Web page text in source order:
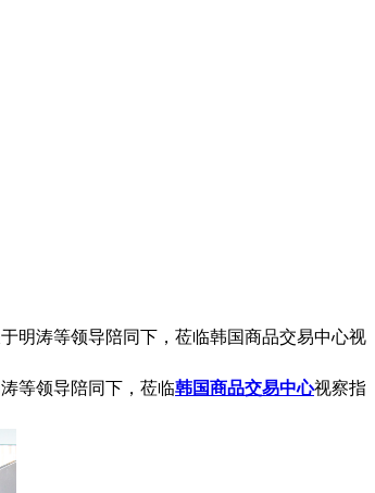
明涛等领导陪同下，莅临韩国商品交易中心视
等领导陪同下，莅临韩国商品交易中心视察指